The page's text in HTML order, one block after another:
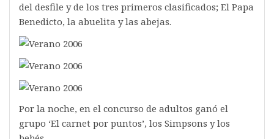
del desfile y de los tres primeros clasificados; El Papa
Benedicto, la abuelita y las abejas.
Por la noche, en el concurso de adultos ganó el
grupo ‘El carnet por puntos’, los Simpsons y los